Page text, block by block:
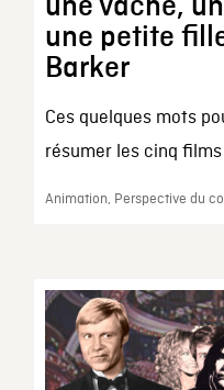
une vache,
une petite
Barker
Ces quelques mots
résumer les cinq films
Animation, Perspective du